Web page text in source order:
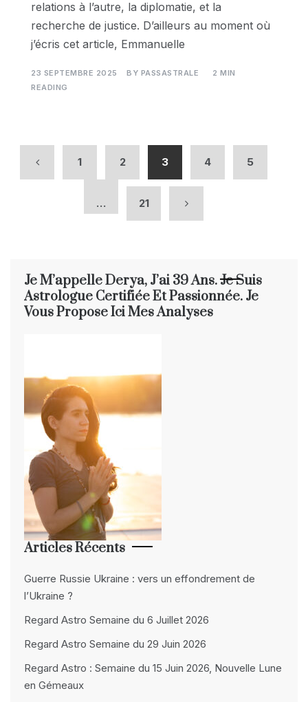
relations à l’autre, la diplomatie, et la
recherche de justice. D’ailleurs au moment où
j’écris cet article, Emmanuelle
23 SEPTEMBRE 2025 BY PASSASTRALE
2 MIN
READING
1 2 3 4 5
… 21
Je M’appelle Derya, J’ai 39 Ans. Je Suis
Astrologue Certifiée Et Passionnée. Je
Vous Propose Ici Mes Analyses
Articles Récents
Guerre Russie Ukraine : vers un effondrement de
l’Ukraine ?
Regard Astro Semaine du 6 Juillet 2026
Regard Astro Semaine du 29 Juin 2026
Regard Astro : Semaine du 15 Juin 2026, Nouvelle Lune
en Gémeaux